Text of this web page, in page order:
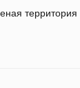
территория